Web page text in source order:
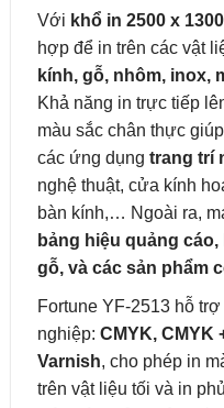
Với khổ in 2500 x
hợp để in trên các vật
kính, gỗ, nhôm, inox,
Khả năng in trực tiếp
màu sắc chân thực
các ứng dụng trang trí
nghệ thuật, cửa kính
bàn kính,… Ngoài ra,
bảng hiệu quảng
gỗ, và các sản phẩm
Fortune YF-2513 hỗ
nghiệp: CMYK, CMYK
Varnish, cho phép in
trên vật liệu tối và in